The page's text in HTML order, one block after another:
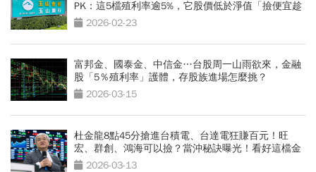
PK：這5檔殖利率逾5%，它股價低於淨值「撿便宜趁
現在」
2026-02-23
富邦金、國泰金、中信金…台股周一山雨欲來，金融
股「5％殖利率」護體，存股族進場怎麼挑？
2026-03-15
杜金龍8點45分搶進台積電、台達電狂賺百元！旺
宏、群創、鴻海可以撿？當沖秘訣曝光！看好這檔金
融股衝百元
2026-03-13